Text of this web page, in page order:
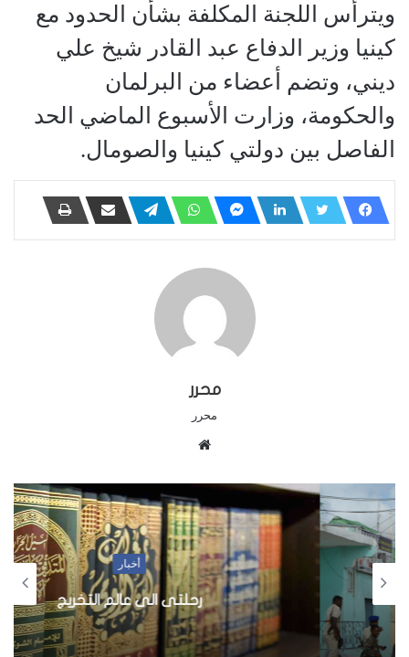
ويترأس اللجنة المكلفة بشأن الحدود مع
كينيا وزير الدفاع عبد القادر شيخ علي
ديني، وتضم أعضاء من البرلمان
والحكومة، وزارت الأسبوع الماضي الحد
الفاصل بين دولتي كينيا والصومال.
محرر
محرر
ع
ا
ل
و
ي
ب
أخبار
رحلتى الى عالم التخريج